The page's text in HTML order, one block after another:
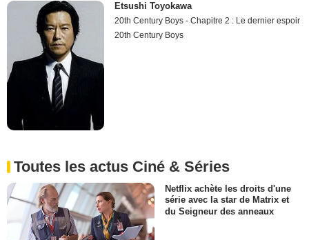
Etsushi Toyokawa
20th Century Boys - Chapitre 2 : Le dernier espoir
20th Century Boys
Toutes les actus Ciné & Séries
Netflix achète les droits d'une
série avec la star de Matrix et
du Seigneur des anneaux